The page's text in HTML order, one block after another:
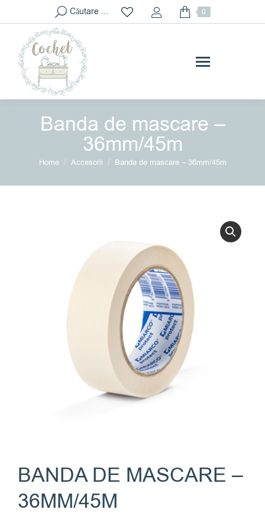
Search:Căutare ... 0
Banda de mascare –
36mm/45m
You are here:
Home Accesorii Banda de mascare – 36mm/45m
BANDA DE MASCARE –
36MM/45M